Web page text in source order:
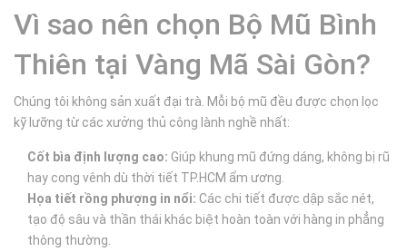
Vì sao nên chọn Bộ Mũ Bình
Thiên tại Vàng Mã Sài Gòn?
Chúng tôi không sản xuất đại trà. Mỗi bộ mũ đều được chọn lọc
kỹ lưỡng từ các xưởng thủ công lành nghề nhất:
Cốt bìa định lượng cao: Giúp khung mũ đứng dáng, không bị rũ
hay cong vênh dù thời tiết TP.HCM ẩm ương.
Họa tiết rồng phượng in nổi: Các chi tiết được dập sắc nét,
tạo độ sâu và thần thái khác biệt hoàn toàn với hàng in phẳng
thông thường.